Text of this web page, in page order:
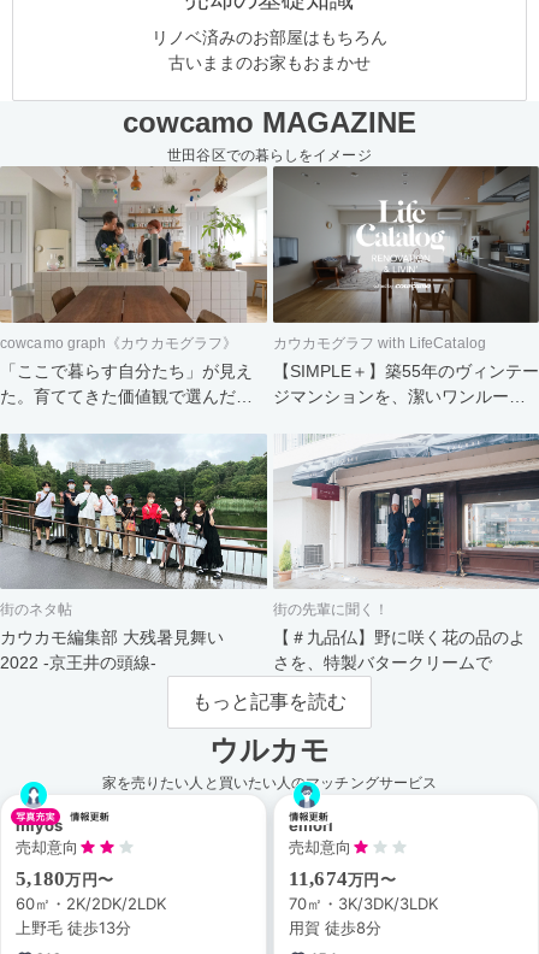
リノベ済みのお部屋はもちろん
古いままのお家もおまかせ
cowcamo MAGAZINE
世田谷区での暮らしをイメージ
cowcamo graph《カウカモグラフ》
「ここで暮らす自分たち」が見え
た。育ててきた価値観で選んだ住
カウカモグラフ with LifeCatalog
【SIMPLE＋】築55年のヴィンテー
ジマンションを、潔いワンルーム
らし
街のネタ帖
カウカモ編集部 大残暑見舞い
2022 -京王井の頭線-
街の先輩に聞く！
【＃九品仏】野に咲く花の品のよ
さを、特製バタークリームで
もっと記事を読む
ウルカモ
家を売りたい人と買いたい人のマッチングサービス
miyos
売却意向
5,180万円〜
60㎡・2K/2DK/2LDK
上野毛 徒歩13分
emori
売却意向
11,674万円〜
70㎡・3K/3DK/3LDK
用賀 徒歩8分